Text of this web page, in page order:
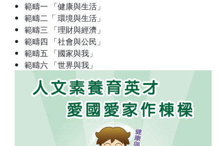
範疇一 「健康與生活」
範疇二「 環境與生活」
範疇三 「理財與經濟」
範疇四 「社會與公民」
範疇五 「國家與我」
範疇六 「世界與我」